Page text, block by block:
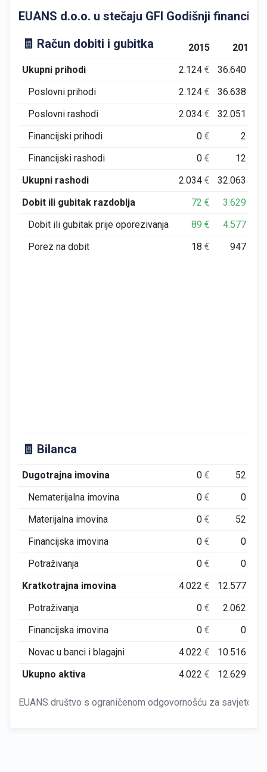
EUANS d.o.o. u stečaju GFI Godišnji
🧾 Račun dobiti i gubitka
2015
2016
Ukupni prihodi
2.124€ 36.640
Poslovni prihodi
2.124€ 36.638
Poslovni rashodi
2.034€ 32.051
Financijski prihodi
0€ 2
Financijski rashodi
0€ 12
Ukupni rashodi
2.034€ 32.063
Dobit ili gubitak razdoblja
72€ 3.629
Dobit ili gubitak prije oporezivanja
89€ 4.577
Porez na dobit
18€ 947
🧾 Bilanca
Dugotrajna imovina 0€ 52
Nematerijalna imovina
0€ 0
Materijalna imovina
0€ 52
Financijska imovina
0€ 0
Potraživanja
0€ 0
Kratkotrajna imovina
4.022€ 12.577
Potraživanja
0€ 2.062
Financijska imovina
0€ 0
Novac u banci i blagajni
4.022€ 10.516
Ukupno aktiva
4.022€ 12.629
EUANS društvo s ograničenom odgovornošću za